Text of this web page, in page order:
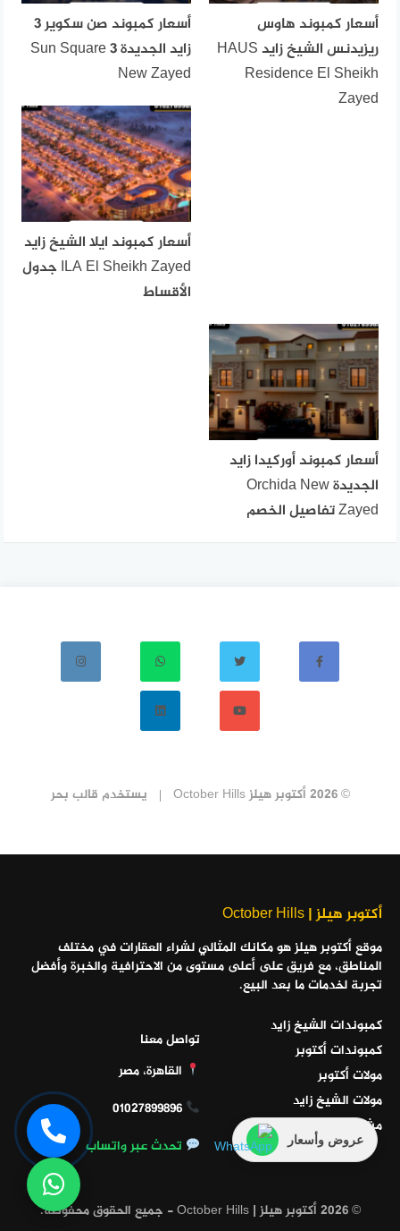
أسعار كمبوند هاوس
ريزيدنس الشيخ زايد HAUS
Residence El Sheikh
Zayed
أسعار كمبوند صن سكوير 3
زايد الجديدة Sun Square 3
New Zayed
أسعار كمبوند ايلا الشيخ زايد
ILA El Sheikh Zayed جدول
الأقساط
أسعار كمبوند أوركيدا زايد
الجديدة Orchida New
Zayed تفاصيل الخصم
عروض وأسعار
© 2026 أكتوبر هيلز October Hills يستخدم قالب بحر
أكتوبر هيلز | October Hills
موقع أكتوبر هيلز هو مكانك المثالي لشراء العقارات في مختلف
المناطق، مع فريق على أعلى مستوى من الاحترافية والخبرة وأفضل
تجربة لخدمات ما بعد البيع.
كمبوندات الشيخ زايد
كمبوندات أكتوبر
مولات أكتوبر
مولات الشيخ زايد
مشاريع الساحل الشمالي
تواصل معنا
القاهرة، مصر
01027899896
تحدث عبر واتساب
© 2026 أكتوبر هيلز | October Hills - جميع الحقوق محفوظة.